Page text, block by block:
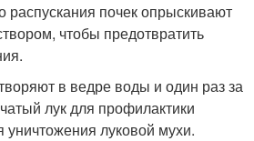
почек опрыскивают
чтобы предотвратить
в ведре воды и один раз за
лук для профилактики
уничтожения луковой мухи.